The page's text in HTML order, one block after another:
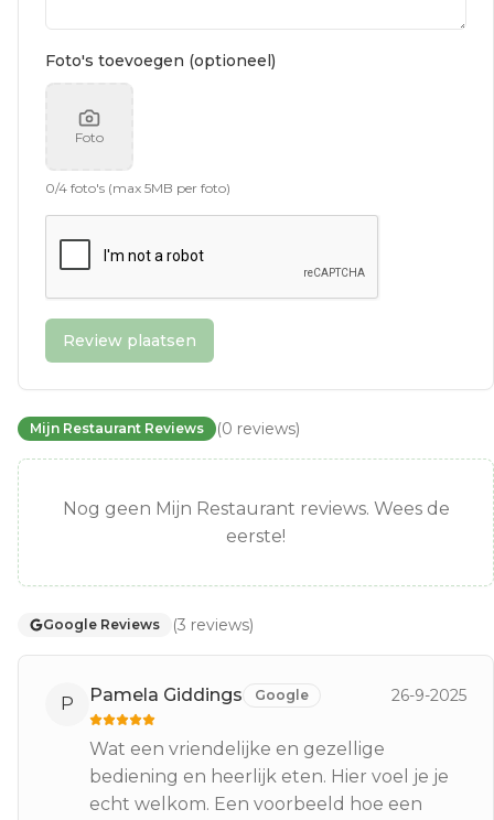
Foto's toevoegen (optioneel)
Foto
0/4 foto's (max 5MB per foto)
Review plaatsen
Mijn Restaurant Reviews (0 reviews)
Nog geen Mijn Restaurant reviews. Wees de
eerste!
Google Reviews (3 reviews)
P Pamela Giddings Google 26-9-2025
Wat een vriendelijke en gezellige
bediening en heerlijk eten. Hier voel je je
echt welkom. Een voorbeeld hoe een